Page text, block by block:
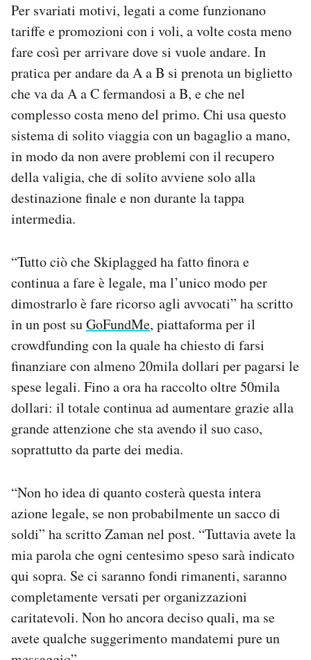
Per svariati motivi, legati a come funzionano
tariffe e promozioni con i voli, a volte costa meno
fare così per arrivare dove si vuole andare. In
pratica per andare da A a B si prenota un biglietto
che va da A a C fermandosi a B, e che nel
complesso costa meno del primo. Chi usa questo
sistema di solito viaggia con un bagaglio a mano,
in modo da non avere problemi con il recupero
della valigia, che di solito avviene solo alla
destinazione finale e non durante la tappa
intermedia.
“Tutto ciò che Skiplagged ha fatto finora e
continua a fare è legale, ma l’unico modo per
dimostrarlo è fare ricorso agli avvocati” ha scritto
in un post suGoFundMe, piattaforma per il
crowdfunding con la quale ha chiesto di farsi
finanziare con almeno 20mila dollari per pagarsi le
spese legali. Fino a ora ha raccolto oltre 50mila
dollari: il totale continua ad aumentare grazie alla
grande attenzione che sta avendo il suo caso,
soprattutto da parte dei media.
“Non ho idea di quanto costerà questa intera
azione legale, se non probabilmente un sacco di
soldi” ha scritto Zaman nel post. “Tuttavia avete la
mia parola che ogni centesimo speso sarà indicato
qui sopra. Se ci saranno fondi rimanenti, saranno
completamente versati per organizzazioni
caritatevoli. Non ho ancora deciso quali, ma se
avete qualche suggerimento mandatemi pure un